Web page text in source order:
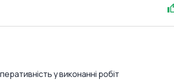
у виконанні робіт